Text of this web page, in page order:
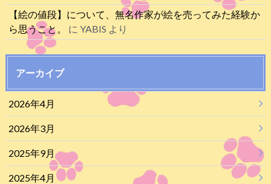
【絵の値段】について、無名作家が絵を売ってみた経験か
ら思うこと。
に YABIS より
アーカイブ
2026年4月
2026年3月
2025年9月
2025年4月